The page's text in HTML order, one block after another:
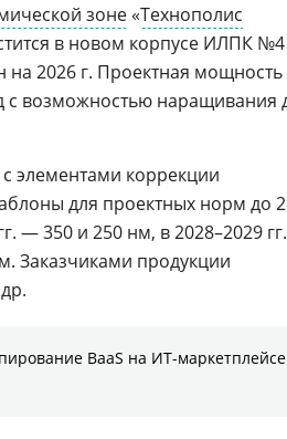
зоне «Технополис
в новом корпусе ИЛПК №4
на 2026 г. Проектная мощность
с возможностью наращивания
элементами коррекции
для проектных норм до
— 350 и 250 нм, в 2028–2029 гг.
Заказчиками продукции
BaaS на ИТ-маркетплейсе